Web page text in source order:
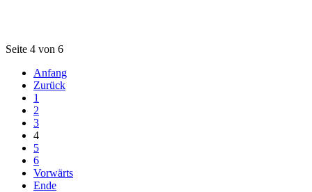
Seite 4 von 6
Anfang
Zurück
1
2
3
4
5
6
Vorwärts
Ende